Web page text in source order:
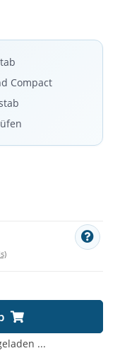
Compact
...